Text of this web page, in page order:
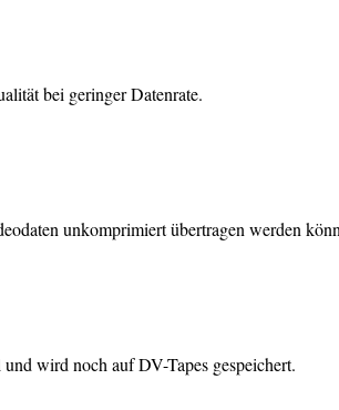
bei geringer Datenrate.
unkomprimiert übertragen werden
wird noch auf DV-Tapes gespeichert.